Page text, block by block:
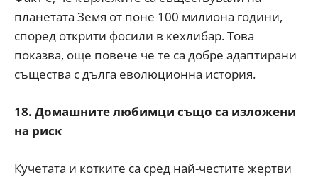
планетата Земя от поне 100 милиона години,
според открити фосили в кехлибар. Това
показва, още повече че те са добре адаптирани
същества с дълга еволюционна история.
18. Домашните любимци също са изложени
на риск
Кучетата и котките са сред най-честите жертви